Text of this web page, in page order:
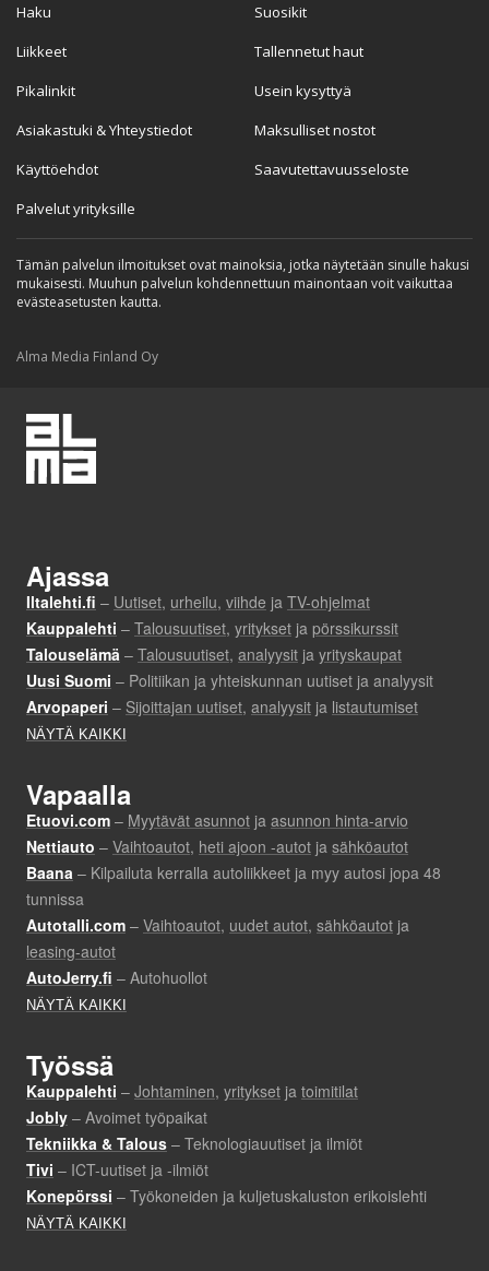
Haku
Liikkeet
Pikalinkit
Asiakastuki & Yhteystiedot
Käyttöehdot
Palvelut yrityksille
Suosikit
Tallennetut haut
Usein kysyttyä
Maksulliset nostot
Saavutettavuusseloste
Tämän palvelun ilmoitukset ovat mainoksia, jotka näytetään sinulle hakusi
mukaisesti. Muuhun palvelun kohdennettuun mainontaan voit vaikuttaa
evästeasetusten kautta.
Alma Media Finland Oy